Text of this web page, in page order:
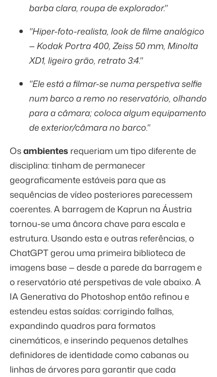
barba clara, roupa de explorador."
"Hiper-foto-realista, look de filme analógico
— Kodak Portra 400, Zeiss 50 mm, Minolta
XD1, ligeiro grão, retrato 3:4."
"Ele está a filmar-se numa perspetiva selfie
num barco a remo no reservatório, olhando
para a câmara; coloca algum equipamento
de exterior/câmara no barco."
Osambientes requeriam um tipo diferente de
disciplina: tinham de permanecer
geograficamente estáveis para que as
sequências de vídeo posteriores parecessem
coerentes. A barragem de Kaprun na Áustria
tornou-se uma âncora chave para escala e
estrutura. Usando esta e outras referências, o
ChatGPT gerou uma primeira biblioteca de
imagens base — desde a parede da barragem e
o reservatório até perspetivas de vale abaixo. A
IA Generativa do Photoshop então refinou e
estendeu estas saídas: corrigindo falhas,
expandindo quadros para formatos
cinemáticos, e inserindo pequenos detalhes
definidores de identidade como cabanas ou
linhas de árvores para garantir que cada